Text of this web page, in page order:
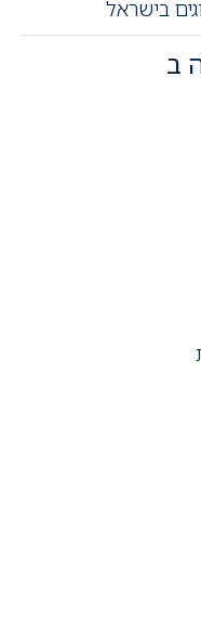
בישראל
ב